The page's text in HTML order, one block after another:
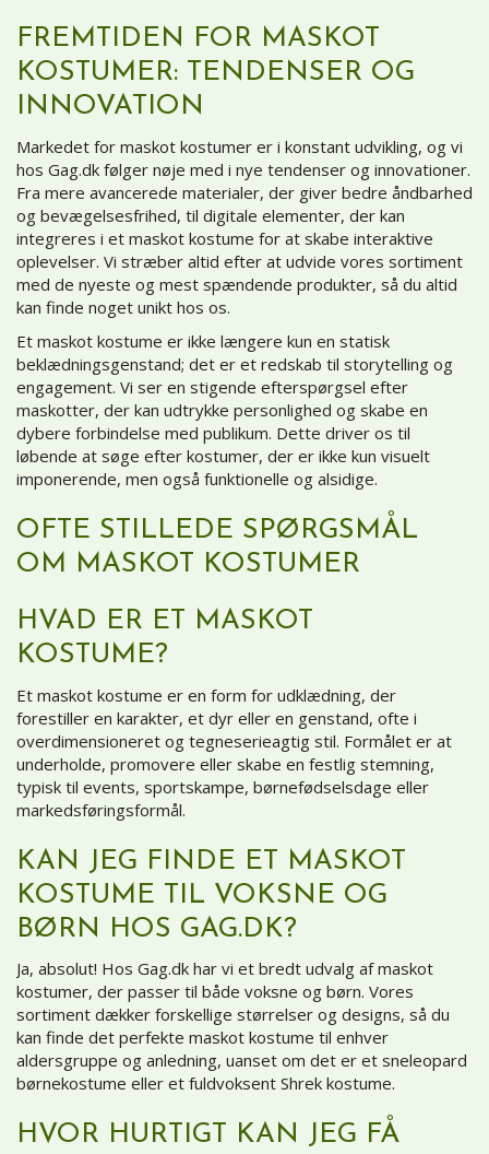
FREMTIDEN FOR MASKOT
KOSTUMER: TENDENSER OG
INNOVATION
Markedet for maskot kostumer er i konstant udvikling, og vi
hos Gag.dk følger nøje med i nye tendenser og innovationer.
Fra mere avancerede materialer, der giver bedre åndbarhed
og bevægelsesfrihed, til digitale elementer, der kan
integreres i et maskot kostume for at skabe interaktive
oplevelser. Vi stræber altid efter at udvide vores sortiment
med de nyeste og mest spændende produkter, så du altid
kan finde noget unikt hos os.
Et maskot kostume er ikke længere kun en statisk
beklædningsgenstand; det er et redskab til storytelling og
engagement. Vi ser en stigende efterspørgsel efter
maskotter, der kan udtrykke personlighed og skabe en
dybere forbindelse med publikum. Dette driver os til
løbende at søge efter kostumer, der er ikke kun visuelt
imponerende, men også funktionelle og alsidige.
OFTE STILLEDE SPØRGSMÅL
OM MASKOT KOSTUMER
HVAD ER ET MASKOT
KOSTUME?
Et maskot kostume er en form for udklædning, der
forestiller en karakter, et dyr eller en genstand, ofte i
overdimensioneret og tegneserieagtig stil. Formålet er at
underholde, promovere eller skabe en festlig stemning,
typisk til events, sportskampe, børnefødselsdage eller
markedsføringsformål.
KAN JEG FINDE ET MASKOT
KOSTUME TIL VOKSNE OG
BØRN HOS GAG.DK?
Ja, absolut! Hos Gag.dk har vi et bredt udvalg af maskot
kostumer, der passer til både voksne og børn. Vores
sortiment dækker forskellige størrelser og designs, så du
kan finde det perfekte maskot kostume til enhver
aldersgruppe og anledning, uanset om det er et sneleopard
børnekostume eller et fuldvoksent Shrek kostume.
HVOR HURTIGT KAN JEG FÅ